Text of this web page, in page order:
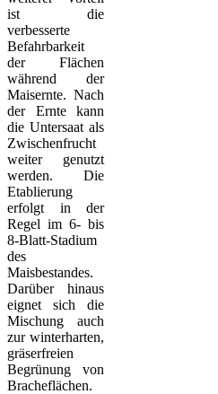
ist die
verbesserte
Befahrbarkeit
der Flächen
während der
Maisernte. Nach
der Ernte kann
die Untersaat als
Zwischenfrucht
weiter genutzt
werden. Die
Etablierung
erfolgt in der
Regel im 6- bis
8-Blatt-Stadium
des
Maisbestandes.
Darüber hinaus
eignet sich die
Mischung auch
zur winterharten,
gräserfreien
Begrünung von
Bracheflächen.